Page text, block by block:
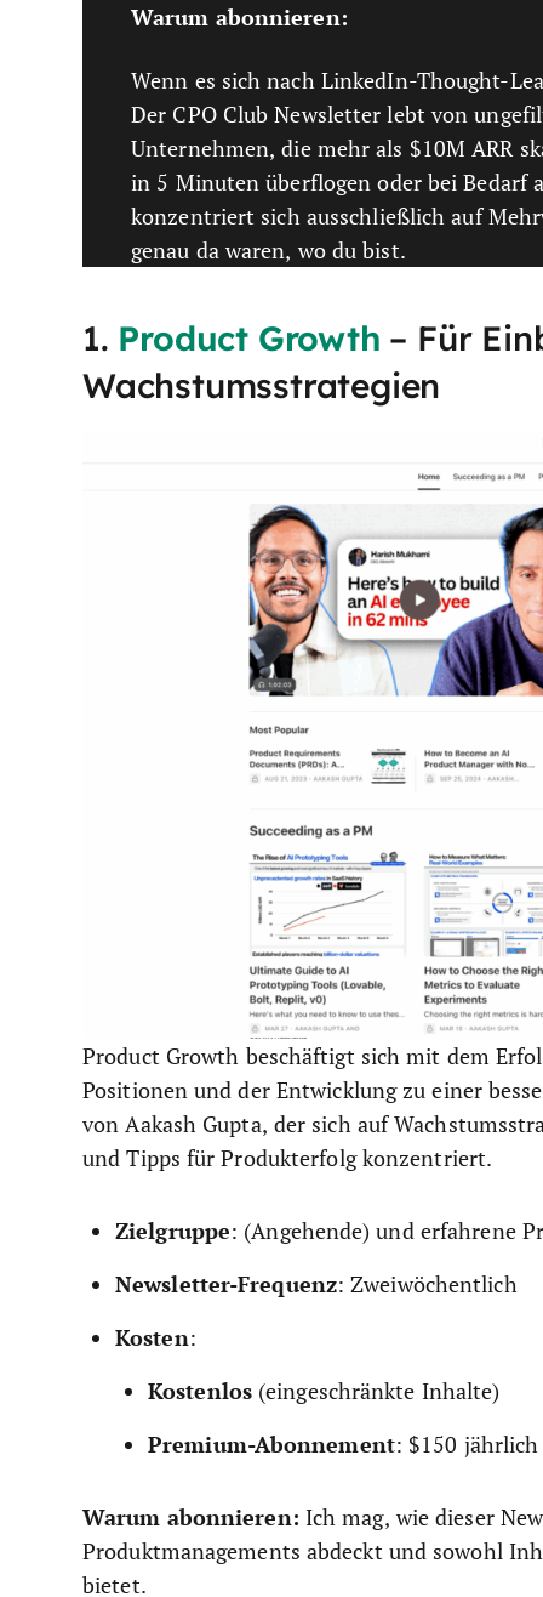
Warum abonnieren:
Wenn es sich nach LinkedIn-Thought-
Der CPO Club Newsletter lebt von
Unternehmen, die mehr als $10M ARR
in 5 Minuten überflogen oder bei Bedarf
konzentriert sich ausschließlich auf
genau da waren, wo du bist.
1. Product Growth – Für
Wachstumsstrategien
Product Growth beschäftigt sich mit dem
Positionen und der Entwicklung zu einer
von Aakash Gupta, der sich auf
und Tipps für Produkterfolg konzentriert.
Zielgruppe: (Angehende) und erfahrene
Newsletter-Frequenz: Zweiwöchentlich
Kosten:
Kostenlos(eingeschränkte Inhalte)
Premium-Abonnement: $150 jährlich
Warum abonnieren: Ich mag, wie dieser
Produktmanagements abdeckt und sowohl
bietet.